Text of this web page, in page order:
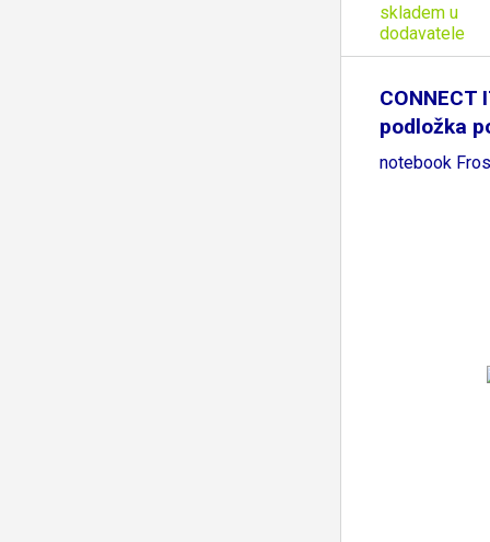
skladem u
dodavatele
CONNECT
podložka
notebook